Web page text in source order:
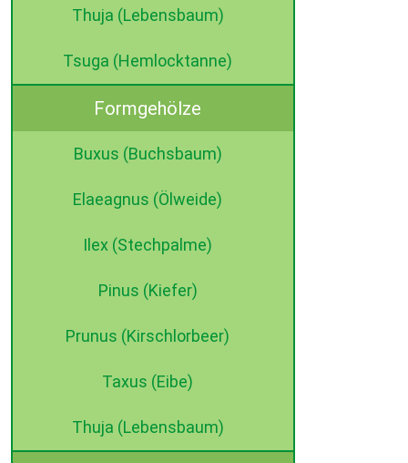
Thuja (Lebensbaum)
Tsuga (Hemlocktanne)
Formgehölze
Buxus (Buchsbaum)
Elaeagnus (Ölweide)
Ilex (Stechpalme)
Pinus (Kiefer)
Prunus (Kirschlorbeer)
Taxus (Eibe)
Thuja (Lebensbaum)